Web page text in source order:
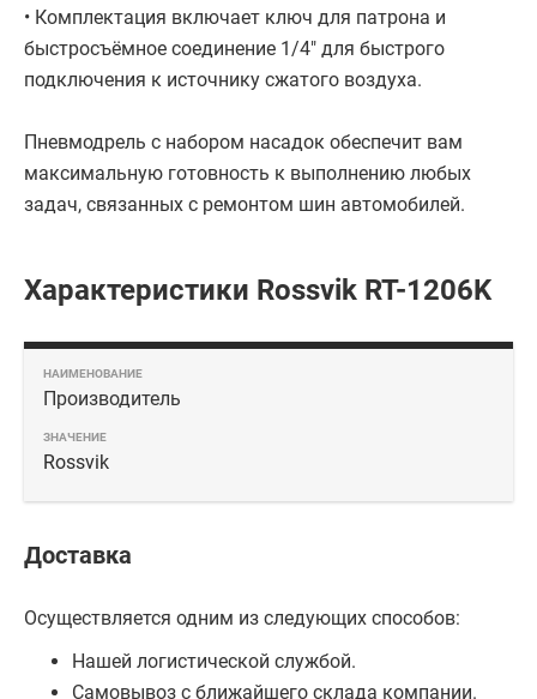
• Комплектация включает ключ для патрона и
быстросъёмное соединение 1/4" для быстрого
подключения к источнику сжатого воздуха.
Пневмодрель с набором насадок обеспечит вам
максимальную готовность к выполнению любых
задач, связанных с ремонтом шин автомобилей.
Характеристики Rossvik RT-1206K
Производитель
Rossvik
Доставка
Осуществляется одним из следующих способов:
Нашей логистической службой.
Самовывоз с ближайшего склада компании.